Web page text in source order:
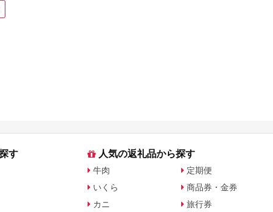
す 人気の返礼品から探す
牛肉
いくら
カニ
定期便
商品券・金券
旅行券